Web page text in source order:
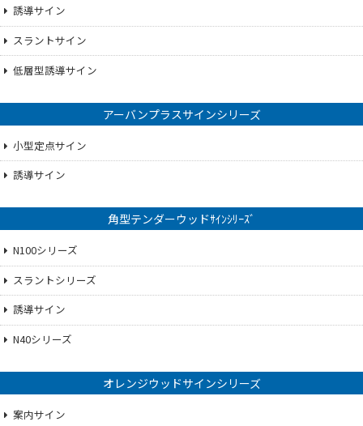
誘導サイン
スラントサイン
低層型誘導サイン
アーバンプラスサインシリーズ
小型定点サイン
誘導サイン
角型テンダーウッドｻｲﾝｼﾘｰｽﾞ
N100シリーズ
スラントシリーズ
誘導サイン
N40シリーズ
オレンジウッドサインシリーズ
案内サイン